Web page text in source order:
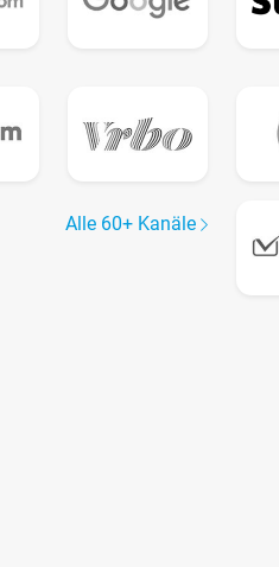
Alle 60+ Kanäle